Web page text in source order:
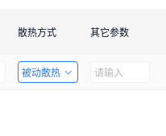
散热方式 其它参数
被动散热